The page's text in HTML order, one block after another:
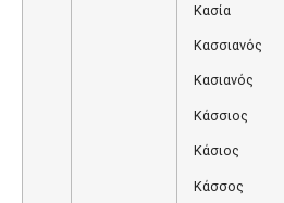
Κασία
Κασσιανός
Κασιανός
Κάσσιος
Κάσιος
Κάσσος